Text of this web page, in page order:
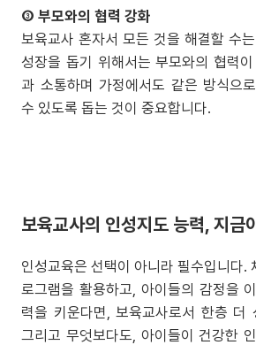
③ 부모와의 협력 강화
보육교사 혼자서 모든 것을 해결할 수
성장을 돕기 위해서는 부모와의 협력
과 소통하며 가정에서도 같은 방식으
수 있도록 돕는 것이 중요합니다.
보육교사의 인성지도 능력, 지금
인성교육은 선택이 아니라 필수입니다.
로그램을 활용하고, 아이들의 감정을
력을 키운다면, 보육교사로서 한층 더
그리고 무엇보다도, 아이들이 건강한